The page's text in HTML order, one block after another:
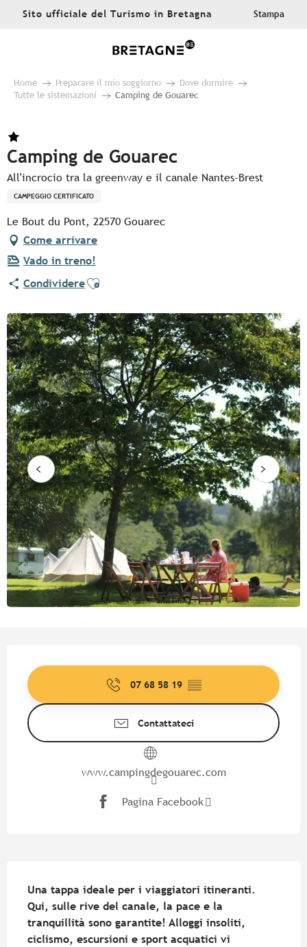
AllerSito ufficiale del Turismo in Bretagna Stampa
Home Preparare il mio soggiorno
Dove dormire
Tutte le sistemazioni
Camping de Gouarec
Camping de Gouarec
All'incrocio tra la greenway e il canale Nantes-Brest
CAMPEGGIO CERTIFICATO
Le Bout du Pont, 22570 Gouarec
Come arrivare
Vado in treno!
CondividereAjouter aux favoris
07 68 58 19 ▒▒
Contattateci
www.campingdegouarec.com
Pagina Facebook
Una tappa ideale per i viaggiatori itineranti.
Qui, sulle rive del canale, la pace e la
tranquillità sono garantite! Alloggi insoliti,
ciclismo, escursioni e sport acquatici vi